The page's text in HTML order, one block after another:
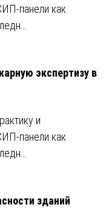
панели как
экспертизу в
и
панели как
зданий